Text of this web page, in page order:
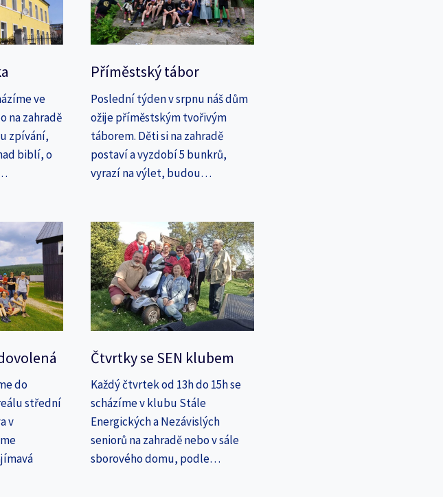
ve
na zahradě
zpívání,
biblí, o
Příměstský tábor
Poslední týden v srpnu náš dům
ožije příměstským tvořivým
táborem. Děti si na zahradě
postaví a vyzdobí 5 bunkrů,
vyrazí na výlet, budou…
do
střední
v
Čtvrtky se SEN klubem
Každý čtvrtek od 13h do 15h se
scházíme v klubu Stále
Energických a Nezávislých
seniorů na zahradě nebo v sále
sborového domu, podle…